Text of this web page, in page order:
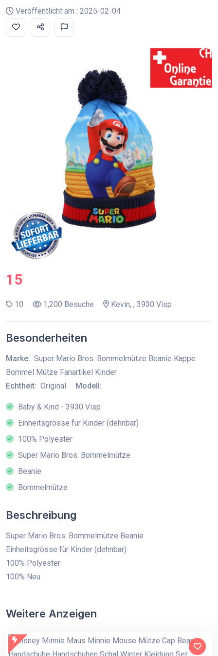
Veröffentlicht am : 2025-02-04
15
10 1,200 Besuche Kevin, , 3930 Visp
Besonderheiten
Marke: Super Mario Bros. Bommelmütze Beanie Kappe
Bommel Mütze Fanartikel Kinder
Echtheit: Original Modell:
Baby & Kind - 3930 Visp
Einheitsgrösse für Kinder (dehnbar)
100% Polyester
Super Mario Bros. Bommelmütze
Beanie
Bommelmütze
Beschreibung
Super Mario Bros. Bommelmütze Beanie
Einheitsgrösse für Kinder (dehnbar)
100% Polyester
100% Neu
Weitere Anzeigen